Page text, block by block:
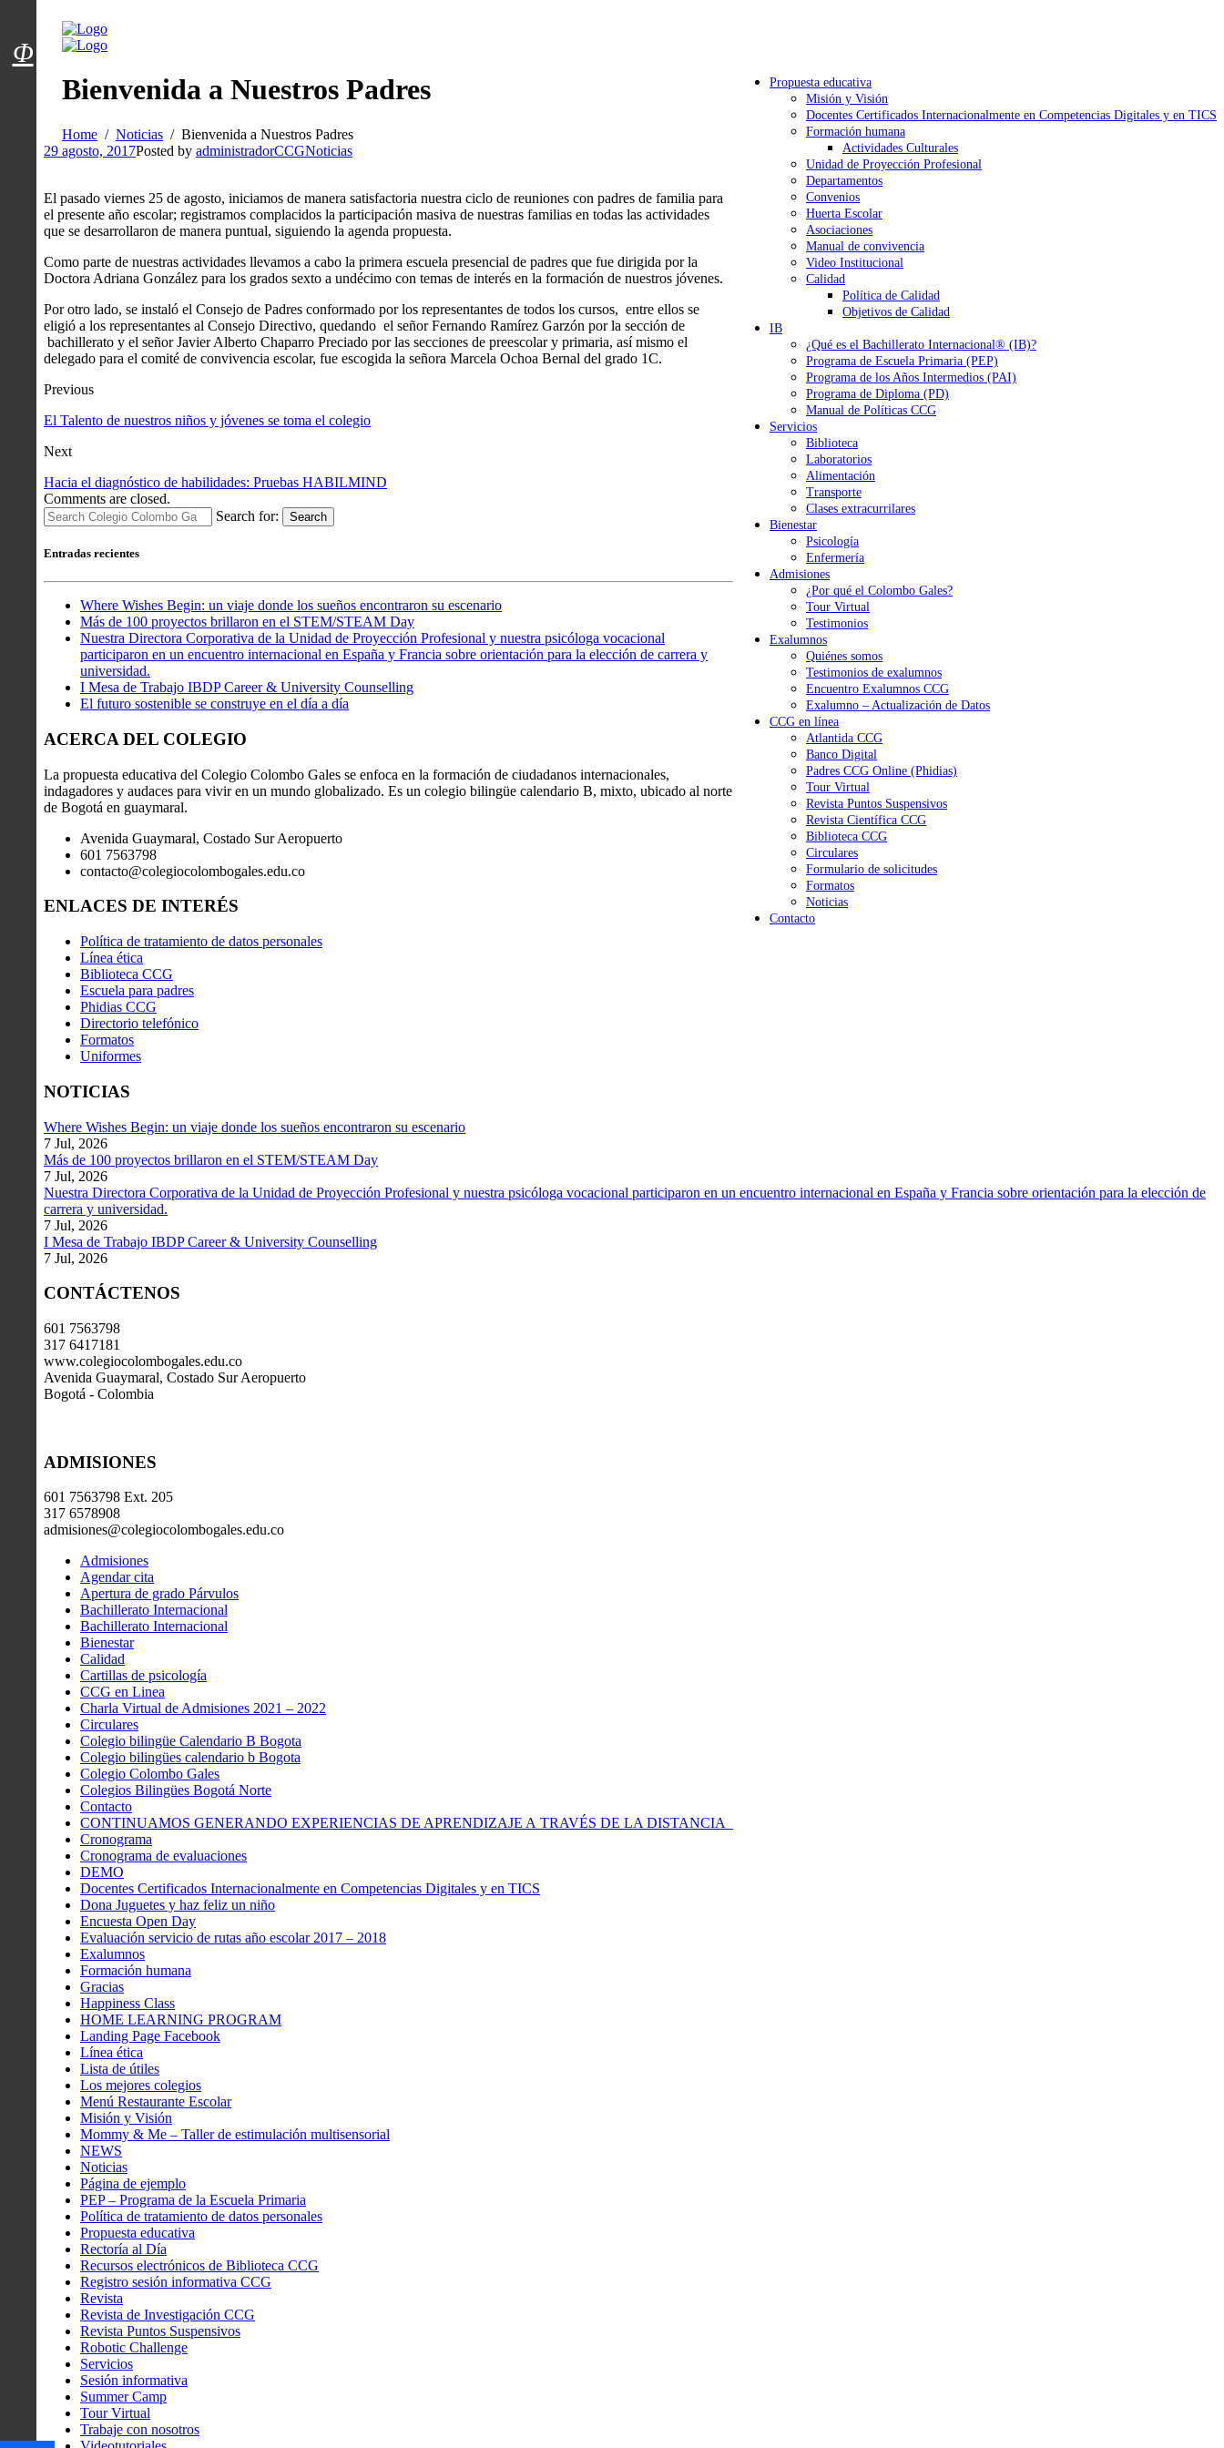
Menú usuarios
Propuesta educativa
Misión y Visión
Docentes Certificados Internacionalmente en Competencias Digitales y en TICS
Formación humana
Actividades Culturales
Unidad de Proyección Profesional
Departamentos
Convenios
Huerta Escolar
Asociaciones
Manual de convivencia
Video Institucional
Calidad
Política de Calidad
Objetivos de Calidad
IB
¿Qué es el Bachillerato Internacional® (IB)?
Programa de Escuela Primaria (PEP)
Programa de los Años Intermedios (PAI)
Programa de Diploma (PD)
Manual de Políticas CCG
Servicios
Biblioteca
Laboratorios
Alimentación
Transporte
Clases extracurrilares
Bienestar
Psicología
Enfermería
Admisiones
¿Por qué el Colombo Gales?
Tour Virtual
Testimonios
Exalumnos
Quiénes somos
Testimonios de exalumnos
Encuentro Exalumnos CCG
Exalumno – Actualización de Datos
CCG en línea
Atlantida CCG
Banco Digital
Padres CCG Online (Phidias)
Tour Virtual
Revista Puntos Suspensivos
Revista Científica CCG
Biblioteca CCG
Circulares
Formulario de solicitudes
Formatos
Noticias
Contacto
Bienvenida a Nuestros Padres
Home Noticias
Bienvenida a Nuestros Padres
29 agosto, 2017Posted by administradorCCGNoticias
El pasado viernes 25 de agosto, iniciamos de manera satisfactoria nuestra ciclo de reuniones con padres de familia para
el presente año escolar; registramos complacidos la participación masiva de nuestras familias en todas las actividades
que se desarrollaron de manera puntual, siguiendo la agenda propuesta.
Como parte de nuestras actividades llevamos a cabo la primera escuela presencial de padres que fue dirigida por la
Doctora Adriana González para los grados sexto a undécimo con temas de interés en la formación de nuestros jóvenes.
Por otro lado, se instaló el Consejo de Padres conformado por los representantes de todos los cursos, entre ellos se
eligió a los representantes al Consejo Directivo, quedando el señor Fernando Ramírez Garzón por la sección de
bachillerato y el señor Javier Alberto Chaparro Preciado por las secciones de preescolar y primaria, así mismo el
delegado para el comité de convivencia escolar, fue escogida la señora Marcela Ochoa Bernal del grado 1C.
Previous
El Talento de nuestros niños y jóvenes se toma el colegio
Next
Hacia el diagnóstico de habilidades: Pruebas HABILMIND
Comments are closed.
Search for:
Search
Entradas recientes
Where Wishes Begin: un viaje donde los sueños encontraron su escenario
Más de 100 proyectos brillaron en el STEM/STEAM Day
Nuestra Directora Corporativa de la Unidad de Proyección Profesional y nuestra psicóloga vocacional
participaron en un encuentro internacional en España y Francia sobre orientación para la elección de carrera y
universidad.
I Mesa de Trabajo IBDP Career & University Counselling
El futuro sostenible se construye en el día a día
ACERCA DEL COLEGIO
La propuesta educativa del Colegio Colombo Gales se enfoca en la formación de ciudadanos internacionales,
indagadores y audaces para vivir en un mundo globalizado. Es un colegio bilingüe calendario B, mixto, ubicado al norte
de Bogotá en guaymaral.
Avenida Guaymaral, Costado Sur Aeropuerto
601 7563798
contacto@colegiocolombogales.edu.co
ENLACES DE INTERÉS
Política de tratamiento de datos personales
Línea ética
Biblioteca CCG
Escuela para padres
Phidias CCG
Directorio telefónico
Formatos
Uniformes
NOTICIAS
Where Wishes Begin: un viaje donde los sueños encontraron su escenario
7 Jul, 2026
Más de 100 proyectos brillaron en el STEM/STEAM Day
7 Jul, 2026
Nuestra Directora Corporativa de la Unidad de Proyección Profesional y nuestra psicóloga vocacional participaron en un encuentro internacional en España y Francia sobre orientación para la elección de
carrera y universidad.
7 Jul, 2026
I Mesa de Trabajo IBDP Career & University Counselling
7 Jul, 2026
CONTÁCTENOS
601 7563798
317 6417181
www.colegiocolombogales.edu.co
Avenida Guaymaral, Costado Sur Aeropuerto
Bogotá - Colombia
ADMISIONES
601 7563798 Ext. 205
317 6578908
admisiones@colegiocolombogales.edu.co
Admisiones
Agendar cita
Apertura de grado Párvulos
Bachillerato Internacional
Bachillerato Internacional
Bienestar
Calidad
Cartillas de psicología
CCG en Linea
Charla Virtual de Admisiones 2021 – 2022
Circulares
Colegio bilingüe Calendario B Bogota
Colegio bilingües calendario b Bogota
Colegio Colombo Gales
Colegios Bilingües Bogotá Norte
Contacto
CONTINUAMOS GENERANDO EXPERIENCIAS DE APRENDIZAJE A TRAVÉS DE LA DISTANCIA
Cronograma
Cronograma de evaluaciones
DEMO
Docentes Certificados Internacionalmente en Competencias Digitales y en TICS
Dona Juguetes y haz feliz un niño
Encuesta Open Day
Evaluación servicio de rutas año escolar 2017 – 2018
Exalumnos
Formación humana
Gracias
Happiness Class
HOME LEARNING PROGRAM
Landing Page Facebook
Línea ética
Lista de útiles
Los mejores colegios
Menú Restaurante Escolar
Misión y Visión
Mommy & Me – Taller de estimulación multisensorial
NEWS
Noticias
Página de ejemplo
PEP – Programa de la Escuela Primaria
Política de tratamiento de datos personales
Propuesta educativa
Rectoría al Día
Recursos electrónicos de Biblioteca CCG
Registro sesión informativa CCG
Revista
Revista de Investigación CCG
Revista Puntos Suspensivos
Robotic Challenge
Servicios
Sesión informativa
Summer Camp
Tour Virtual
Trabaje con nosotros
Φ